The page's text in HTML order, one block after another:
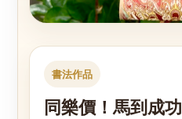
書法作品
同樂價！馬到成